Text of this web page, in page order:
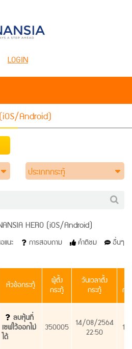
LOGIN
Android)
ประเภทกระทู้
HERO (iOS/Android)
แนะ การสอบถาม คำติชม อื่นๆ
หัวข้อกระทู้ ผู้ตั้ง
กระทู้
วันเวลาตั้ง
กระทู้
อ่
กร
ลบหุ้นที่
เซฟไว้ออกไม่
ได้
350005 14/08/2564
22:50